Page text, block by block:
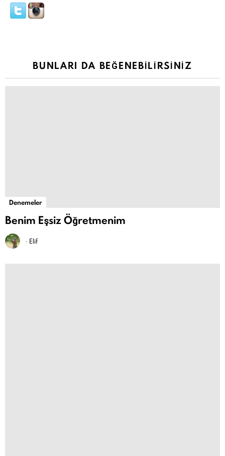
BUNLARI DA BEĞENEBILIRSINIZ
Denemeler
Benim Eşsiz Öğretmenim
- Elif